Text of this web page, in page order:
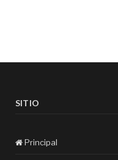
SITIO
Principal